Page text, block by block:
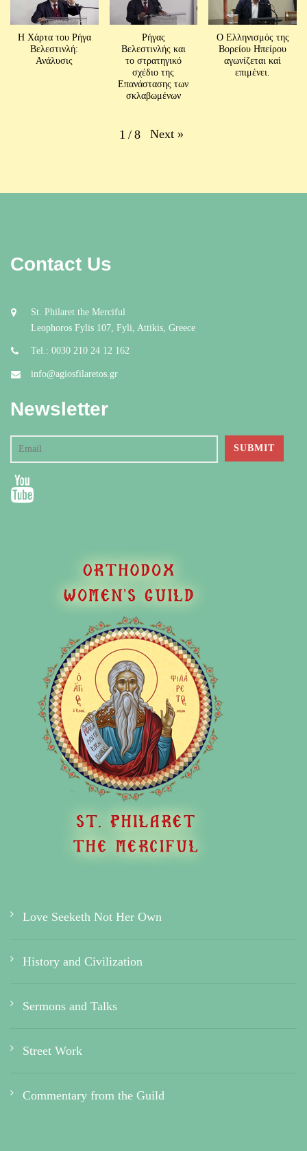
Η Χάρτα του Ρήγα
Βελεστινλή:
Ανάλυσις
Ρήγας
Βελεστινλής και
το στρατηγικό
σχέδιο της
Επανάστασης των
σκλαβωμένων
Ο Ελληνισμός της
Βορείου Ηπείρου
αγωνίζεται καὶ
επιμένει.
1 / 8 Next »
Contact Us
St. Philaret the Merciful
Leophoros Fylis 107, Fyli, Attikis, Greece
Tel.: 0030 210 24 12 162
info@agiosfilaretos.gr
Newsletter
Love Seeketh Not Her Own
History and Civilization
Sermons and Talks
Street Work
Commentary from the Guild